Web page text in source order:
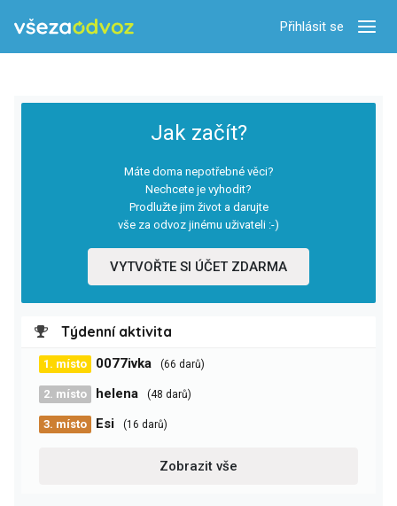
Přihlásit se
Jak začít?
Máte doma nepotřebné věci?
Nechcete je vyhodit?
Prodlužte jim život a darujte
vše za odvoz jinému uživateli :-)
VYTVOŘTE SI ÚČET ZDARMA
Týdenní aktivita
1. místo 0077ivka (66 darů)
2. místo helena (48 darů)
3. místo Esi (16 darů)
Zobrazit vše